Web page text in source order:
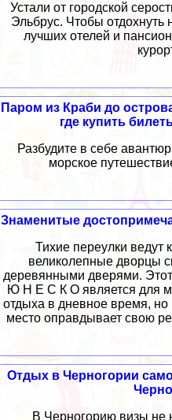
Устали от городской
Эльбрус. Чтобы отдохнуть
лучших отелей и
Паром из Краби до
где купить
Разбудите в себе
морское
Знаменитые
Тихие переулки ведут
великолепные дворцы
деревянными дверями.
Ю Н Е С К О является для
отдыха в дневное время, но
место оправдывает свою
Отдых в Черногории
В Черногорию визы не